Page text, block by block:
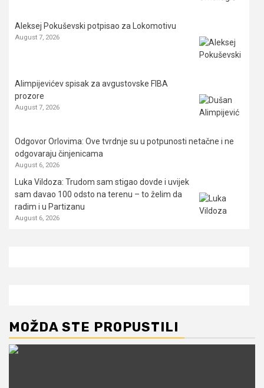
Aleksej Pokuševski potpisao za Lokomotivu
August 7, 2026
Alimpijevićev spisak za avgustovske FIBA
prozore
August 7, 2026
Odgovor Orlovima: ​Ove tvrdnje su u potpunosti netačne i ne
odgovaraju činjenicama
August 6, 2026
Luka Vildoza: Trudom sam stigao dovde i uvijek
sam davao 100 odsto na terenu – to želim da
radim i u Partizanu
August 6, 2026
MOŽDA STE PROPUSTILI